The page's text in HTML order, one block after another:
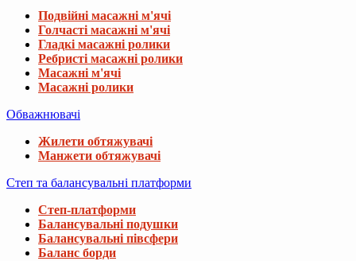
Подвійні масажні м'ячі
Голчасті масажні м'ячі
Гладкі масажні ролики
Ребристі масажні ролики
Масажні м'ячі
Масажні ролики
Обважнювачі
Жилети обтяжувачі
Манжети обтяжувачі
Степ та балансувальні платформи
Степ-платформи
Балансувальні подушки
Балансувальні півсфери
Баланс борди